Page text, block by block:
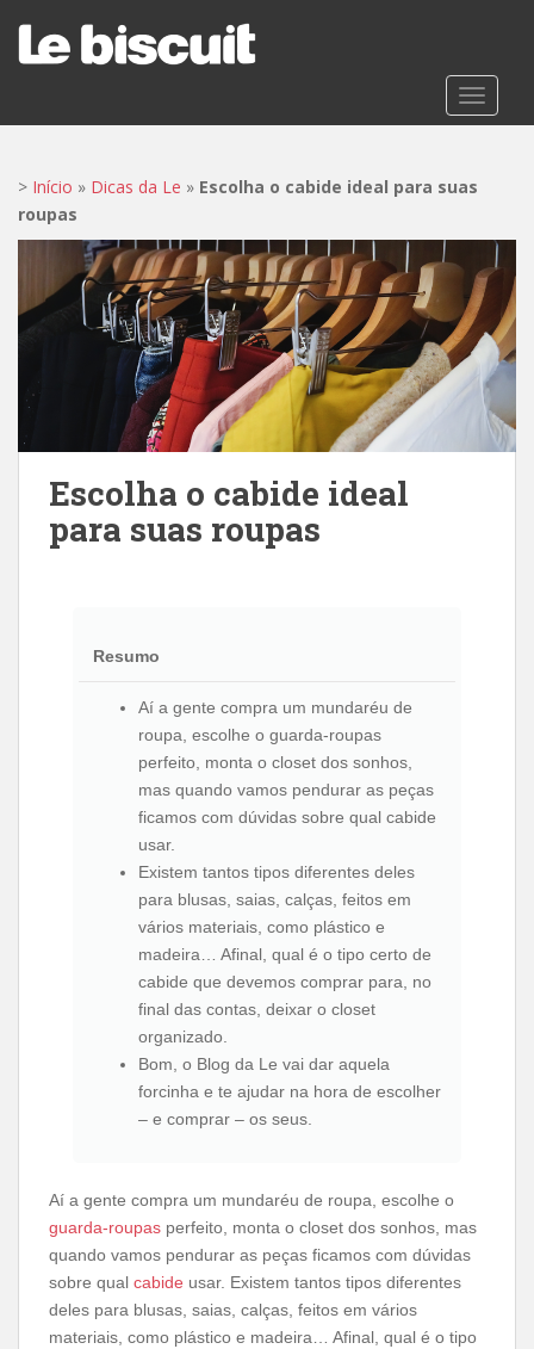
t
> Início » Dicas da Le » Escolha o cabide ideal para suas
roupas
Escolha o cabide ideal
para suas roupas
Resumo
Aí a gente compra um mundaréu de
roupa, escolhe o guarda-roupas
perfeito, monta o closet dos sonhos,
mas quando vamos pendurar as peças
ficamos com dúvidas sobre qual cabide
usar.
Existem tantos tipos diferentes deles
para blusas, saias, calças, feitos em
vários materiais, como plástico e
madeira… Afinal, qual é o tipo certo de
cabide que devemos comprar para, no
final das contas, deixar o closet
organizado.
Bom, o Blog da Le vai dar aquela
forcinha e te ajudar na hora de escolher
– e comprar – os seus.
Aí a gente compra um mundaréu de roupa, escolhe o
guarda-roupas perfeito, monta o closet dos sonhos, mas
quando vamos pendurar as peças ficamos com dúvidas
sobre qual cabide usar. Existem tantos tipos diferentes
deles para blusas, saias, calças, feitos em vários
materiais, como plástico e madeira… Afinal, qual é o tipo